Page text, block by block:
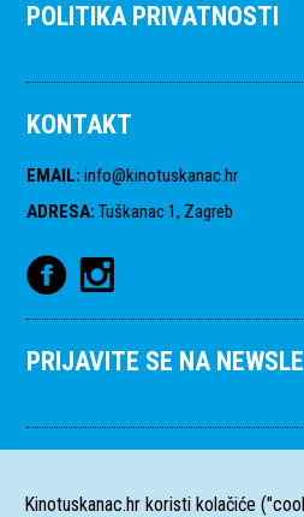
POLITIKA PRIVATNOSTI
KONTAKT
EMAIL: info@kinotuskanac.hr
ADRESA: Tuškanac 1, Zagreb
PRIJAVITE SE NA
Kinotuskanac.hr koristi kolačiće